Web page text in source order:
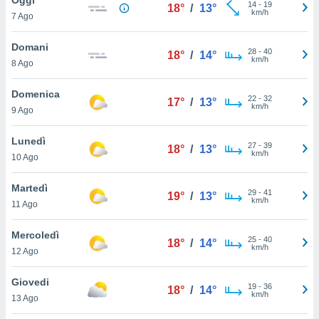
è
al sito
di
ci
di
il
un
la
nella
7 Ago
18° / 13° 14- 19
km/h
Domani
8 Ago
18° / 14° 28- 40
km/h
Domenica
9 Ago
17° / 13° 22- 32
km/h
Lunedì
10 Ago
18° / 13° 27- 39
km/h
Martedì
11 Ago
19° / 13° 29- 41
km/h
Mercoledì
12 Ago
18° / 14° 25- 40
km/h
Giovedi
13 Ago
18° / 14° 19- 36
km/h